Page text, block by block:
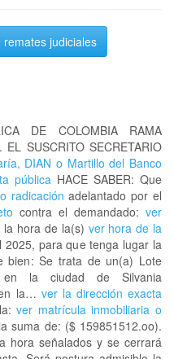
judiciales
DE COLOMBIA RAMA
SUSCRITO SECRETARIO
DIAN o Martillo del Banco
públicaHACE SABER: Que
radicación adelantado por el
contra el demandado: ver
hora de la(s) ver hora de la
para que tenga lugar la
bien: Se trata de un(a) Lote
en la ciudad de Silvania
la… ver la dirección exacta
ver matrícula inmobiliaria o
suma de: ($ 159851512.oo).
hora señalados y se cerrará